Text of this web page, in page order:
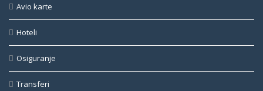
Avio karte
Hoteli
Osiguranje
Transferi